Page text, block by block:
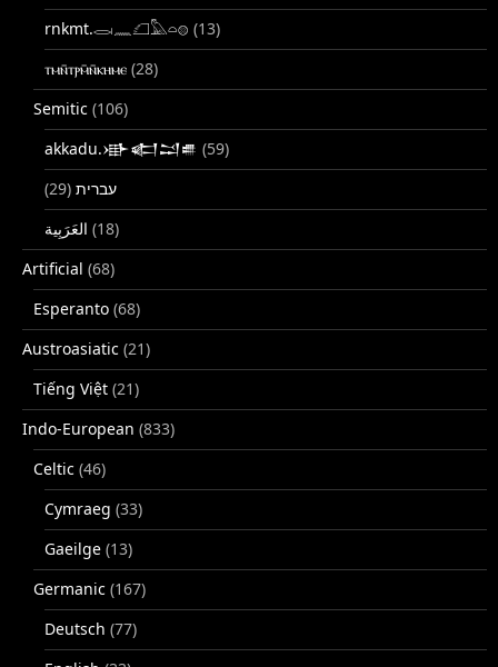
rnkmt.𓂋𓏺𓈖𓆎𓅓𓏏𓊖 (13)
ⲧⲙⲛ̄ⲧⲣⲙ̄ⲛ̄ⲕⲏⲙⲉ (28)
Semitic (106)
akkadu.𒀝𒅗𒁺𒌑 (59)
עברית (29)
(18)
Artificial (68)
Esperanto (68)
Austroasiatic (21)
Tiếng Việt (21)
Indo-European (833)
Celtic (46)
Cymraeg (33)
Gaeilge (13)
Germanic (167)
Deutsch (77)